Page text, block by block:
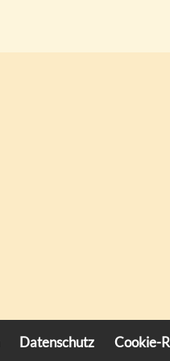
Datenschutz Cookie-